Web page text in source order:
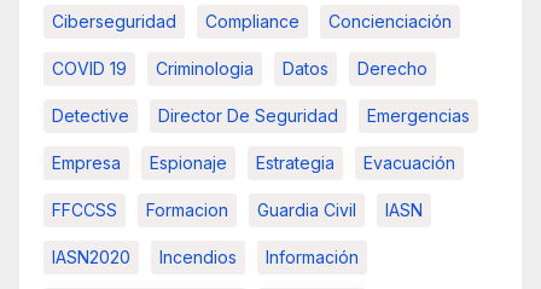
Ciberseguridad Compliance Concienciación
COVID 19 Criminologia Datos Derecho
Detective Director De Seguridad Emergencias
Empresa Espionaje Estrategia Evacuación
FFCCSS Formacion Guardia Civil IASN
IASN2020 Incendios Información